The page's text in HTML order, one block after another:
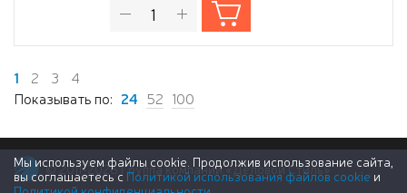
1 2 3
4
Показывать по: 24 52 100
© 2011-2026 Группа компаний «Деловой Стиль»
Мы используем файлы cookie. Продолжив использование сайта,
вы соглашаетесь с Политикой использования файлов cookie и